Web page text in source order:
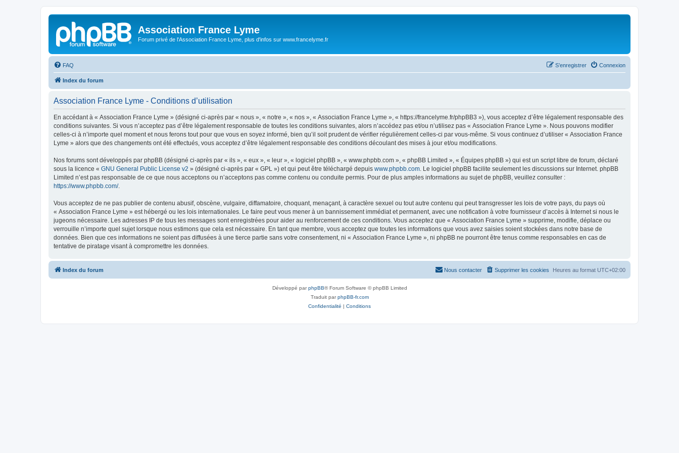
Association France Lyme
Forum privé de l'Association France Lyme, plus d'infos sur www.francelyme.fr
FAQ Connexion
S’enregistrer
Index du forum
Association France Lyme - Conditions d’utilisation
En accédant à « Association France Lyme » (désigné ci-après par « nous », « notre », « nos », « Association France Lyme », « https://francelyme.fr/phpBB3 »), vous acceptez d’être légalement responsable des
conditions suivantes. Si vous n’acceptez pas d’être légalement responsable de toutes les conditions suivantes, alors n’accédez pas et/ou n’utilisez pas « Association France Lyme ». Nous pouvons modifier
celles-ci à n’importe quel moment et nous ferons tout pour que vous en soyez informé, bien qu’il soit prudent de vérifier régulièrement celles-ci par vous-même. Si vous continuez d’utiliser « Association France
Lyme » alors que des changements ont été effectués, vous acceptez d’être légalement responsable des conditions découlant des mises à jour et/ou modifications.
Nos forums sont développés par phpBB (désigné ci-après par « ils », « eux », « leur », « logiciel phpBB », « www.phpbb.com », « phpBB Limited », « Équipes phpBB ») qui est un script libre de forum, déclaré
sous la licence « GNU General Public License v2 » (désigné ci-après par « GPL ») et qui peut être téléchargé depuis www.phpbb.com . Le logiciel phpBB facilite seulement les discussions sur Internet. phpBB
Limited n’est pas responsable de ce que nous acceptons ou n’acceptons pas comme contenu ou conduite permis. Pour de plus amples informations au sujet de phpBB, veuillez consulter :
https://www.phpbb.com/.
Vous acceptez de ne pas publier de contenu abusif, obscène, vulgaire, diffamatoire, choquant, menaçant, à caractère sexuel ou tout autre contenu qui peut transgresser les lois de votre pays, du pays où
« Association France Lyme » est hébergé ou les lois internationales. Le faire peut vous mener à un bannissement immédiat et permanent, avec une notification à votre fournisseur d’accès à Internet si nous le
jugeons nécessaire. Les adresses IP de tous les messages sont enregistrées pour aider au renforcement de ces conditions. Vous acceptez que « Association France Lyme » supprime, modifie, déplace ou
verrouille n’importe quel sujet lorsque nous estimons que cela est nécessaire. En tant que membre, vous acceptez que toutes les informations que vous avez saisies soient stockées dans notre base de
données. Bien que ces informations ne soient pas diffusées à une tierce partie sans votre consentement, ni « Association France Lyme », ni phpBB ne pourront être tenus comme responsables en cas de
tentative de piratage visant à compromettre les données.
Index du forum Heures au format UTC+02:00
Supprimer les cookies
Nous contacter
Développé parphpBB® Forum Software © phpBB Limited
Traduit parphpBB-fr.com
Confidentialité | Conditions